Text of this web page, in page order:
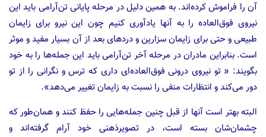
آن را فراموش کرده‌اند. به همین دلیل در مرحله پایانی تن‌آرامی باید این
نیروی فوق‌العاده را به آنها یادآوری کنیم چون این نیرو برای زایمان
طبیعی و حتی برای زایمان سزارین و درد‌های بعد از آن بسیار مفید و موثر
است. بنابر‌این مادران در مرحله آخر تن‌آرامی باید این جمله‌ها را به خود
بگویند: « تو نیروی درونی فوق‌العاده‌ای داری که ترس و نگرانی را از تو
دور می‌کند و انتظارات منفی را نسبت به زایمان تغییر می‌دهد».
البته بهتر است آنها از قبل چنین جمله‌هایی را حفظ کنند و همان‌طور که
چشمان‌شان بسته است، در تصویر‌ذهنی خود آرام گرفته‌اند و